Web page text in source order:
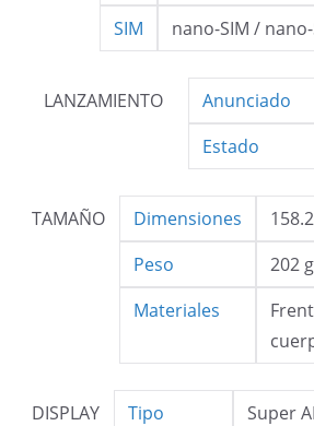
SIM
nano-SIM /
LANZAMIENTO Anunciado
Estado
TAMAÑO Dimensiones
Peso
202 g
Materiales
DISPLAY Tipo
Super